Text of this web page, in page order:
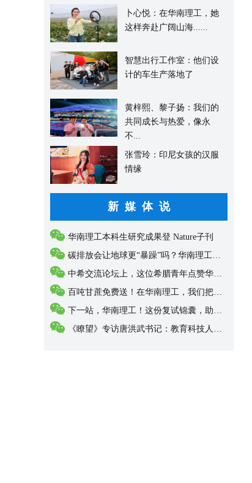
卜心悦：在华南理工，她
这样奔赴广阔山海......
智慧出行工作室：他们设
计的车生产落地了
黄梓熙、黎子扬：我们的
共同成长与热爱，像永
不...
张雪玲：印尼女孩的汉服
情缘
新媒体说
华南理工本科生研究成果登 Nature子刊
碳排放会让地球更“暴躁”吗？华南理工科研团队...
中希交流论坛上，这位希腊青年点赞华南理工！
百吨甘蔗免费送！在华南理工，我们把“甜”做成...
下一站，华南理工！这份复试锦囊，助你抵达学术...
《瞭望》专访唐洪武书记：教育科技人才三位一体...